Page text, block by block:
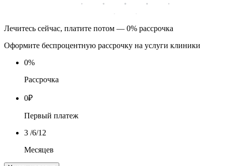
Лечитесь сейчас, платите потом — 0% рассрочка
Оформите беспроцентную рассрочку на услуги клиники
0%
Рассрочка
0₽
Первый платеж
3 /6/12
Месяцев